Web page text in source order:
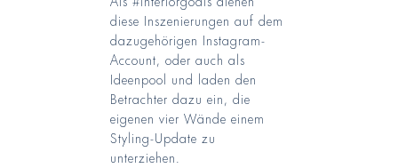
diese Inszenierungen auf dem
dazugehörigen Instagram-
Account, oder auch als
Ideenpool und laden den
Betrachter dazu ein, die
eigenen vier Wände einem
Styling-Update zu
unterziehen.